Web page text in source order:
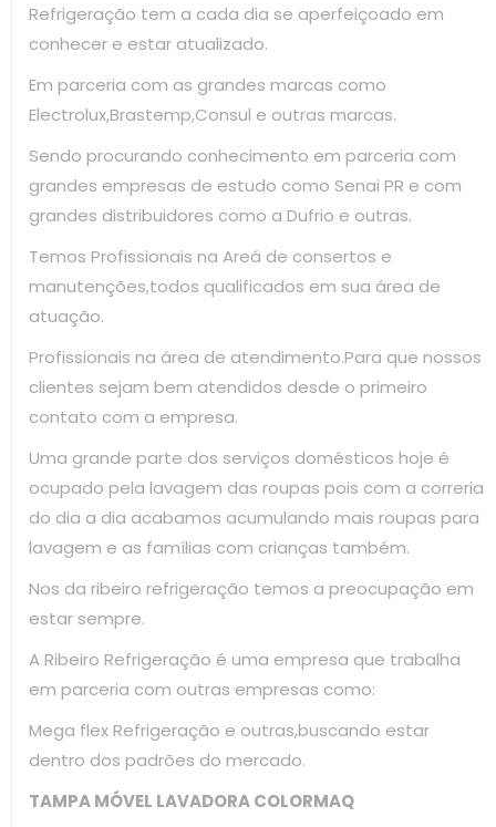
Refrigeração tem a cada dia se aperfeiçoado em
conhecer e estar atualizado.
Em parceria com as grandes marcas como
Electrolux,Brastemp,Consul e outras marcas.
Sendo procurando conhecimento em parceria com
grandes empresas de estudo como Senai PR e com
grandes distribuidores como a Dufrio e outras.
Temos Profissionais na Areá de consertos e
manutenções,todos qualificados em sua área de
atuação.
Profissionais na área de atendimento.Para que nossos
clientes sejam bem atendidos desde o primeiro
contato com a empresa.
Uma grande parte dos serviços domésticos hoje é
ocupado pela lavagem das roupas pois com a correria
do dia a dia acabamos acumulando mais roupas para
lavagem e as famílias com crianças também.
Nos da ribeiro refrigeração temos a preocupação em
estar sempre.
A Ribeiro Refrigeração é uma empresa que trabalha
em parceria com outras empresas como:
Mega flex Refrigeração e outras,buscando estar
dentro dos padrões do mercado.
TAMPA MÓVEL LAVADORA COLORMAQ